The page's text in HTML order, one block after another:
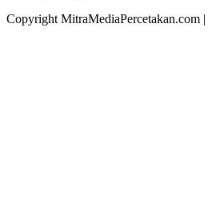
Copyright MitraMediaPercetakan.com |